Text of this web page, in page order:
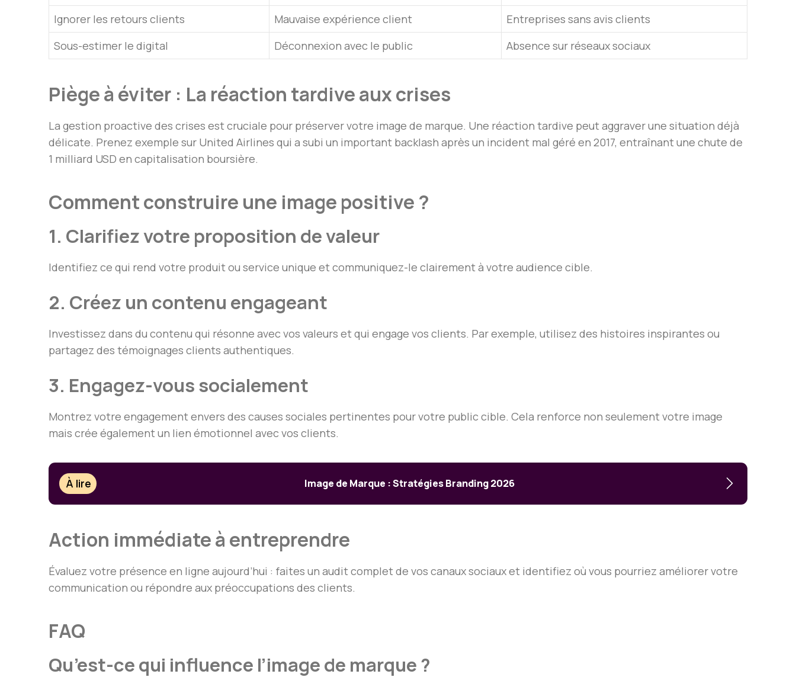
Ignorer les retours clients
Mauvaise expérience client
Entreprises sans avis clients
Sous-estimer le digital
Déconnexion avec le public Absence sur réseaux sociaux
Piège à éviter : La réaction tardive aux crises
La gestion proactive des crises est cruciale pour préserver votre image de marque. Une réaction tardive peut aggraver une situation déjà
délicate. Prenez exemple sur United Airlines qui a subi un important backlash après un incident mal géré en 2017, entraînant une chute de
1 milliard USD en capitalisation boursière.
Comment construire une image positive ?
1. Clarifiez votre proposition de valeur
Identifiez ce qui rend votre produit ou service unique et communiquez-le clairement à votre audience cible.
2. Créez un contenu engageant
Investissez dans du contenu qui résonne avec vos valeurs et qui engage vos clients. Par exemple, utilisez des histoires inspirantes ou
partagez des témoignages clients authentiques.
3. Engagez-vous socialement
Montrez votre engagement envers des causes sociales pertinentes pour votre public cible. Cela renforce non seulement votre image
mais crée également un lien émotionnel avec vos clients.
À lire Image de Marque : Stratégies Branding 2026
Action immédiate à entreprendre
Évaluez votre présence en ligne aujourd’hui : faites un audit complet de vos canaux sociaux et identifiez où vous pourriez améliorer votre
communication ou répondre aux préoccupations des clients.
FAQ
Qu’est-ce qui influence l’image de marque ?